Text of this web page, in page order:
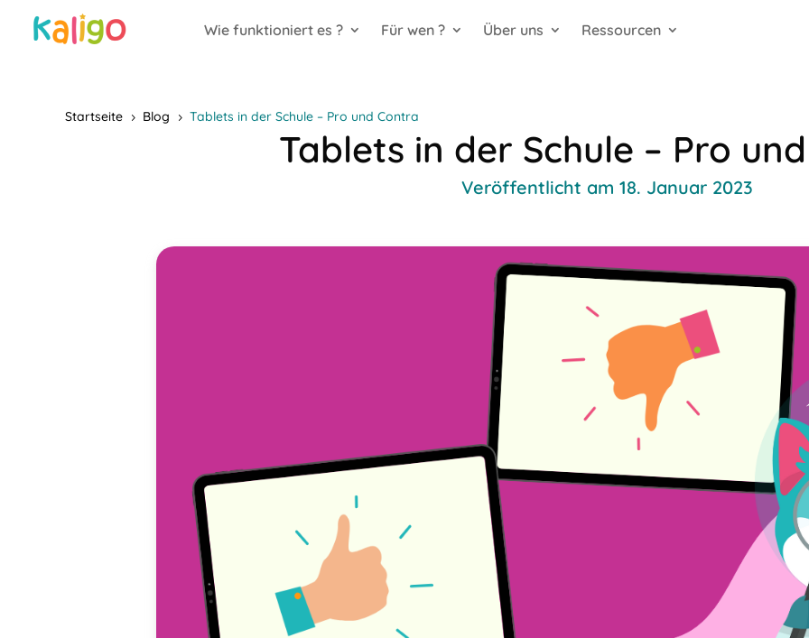
Wie funktioniert es ? Für wen ? Über uns Ressourcen
Startseite 5 Blog 5 Tablets in der Schule – Pro und Contra
Tablets in der Schule – Pro
Veröffentlicht am 18. Januar 2023